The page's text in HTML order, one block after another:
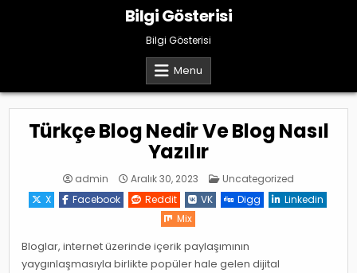
Bilgi Gösterisi
Bilgi Gösterisi
Menu
Türkçe Blog Nedir Ve Blog Nasıl
Yazılır
admin Aralık 30, 2023 Posted
Uncategorized
X
Facebook Reddit VK Digg
Linkedin
Mix
Bloglar, internet üzerinde içerik paylaşımının
yaygınlaşmasıyla birlikte popüler hale gelen dijital